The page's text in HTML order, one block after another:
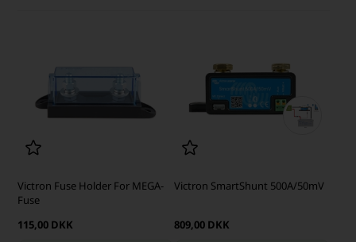
Victron Fuse Holder For MEGA-
Fuse
115,00 DKK
Victron SmartShunt 500A/50mV
809,00 DKK